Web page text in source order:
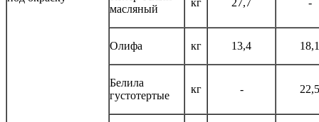
масляный
Олифа кг 13,4 18,1
Белила
густотертые
кг - 22,5